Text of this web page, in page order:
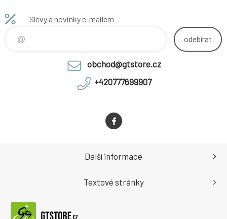
Slevy a novinky e-mailem
odebírat
obchod@gtstore.cz
+420777699907
Další informace
Textové stránky